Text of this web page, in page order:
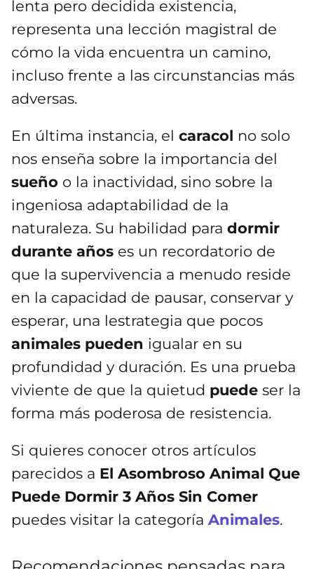
lenta pero decidida existencia,
representa una lección magistral de
cómo la vida encuentra un camino,
incluso frente a las circunstancias más
adversas.
En última instancia, el caracol no solo
nos enseña sobre la importancia del
sueño o la inactividad, sino sobre la
ingeniosa adaptabilidad de la
naturaleza. Su habilidad para dormir
durante años es un recordatorio de
que la supervivencia a menudo reside
en la capacidad de pausar, conservar y
esperar, una lestrategia que pocos
animales pueden igualar en su
profundidad y duración. Es una prueba
viviente de que la quietud puede ser la
forma más poderosa de resistencia.
Si quieres conocer otros artículos
parecidos a El Asombroso Animal Que
Puede Dormir 3 Años Sin Comer
puedes visitar la categoría Animales.